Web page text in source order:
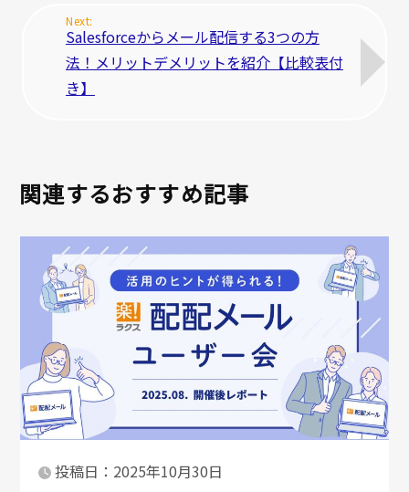
Salesforceからメール配信する3つの方
法！メリットデメリットを紹介【比較表付
き】
関連するおすすめ記事
投稿日：2025年10月30日